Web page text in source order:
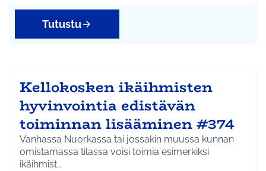
Tutustu
Kellokosken ikäihmisten
hyvinvointia edistävän
toiminnan lisääminen #374
Vanhassa Nuorkassa tai jossakin muussa kunnan
omistamassa tilassa voisi toimia esimerkiksi
ikäihmist…